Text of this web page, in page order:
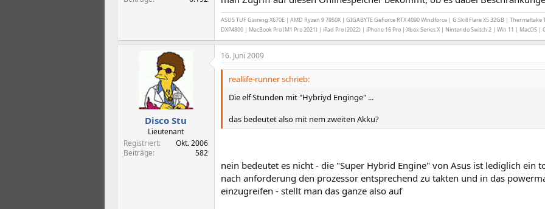
ASUS TUF Gaming X670E | AMD Ryzen 9 7950X | GIGABYTE GeForce RTX 4090 Windforce | G.Skill Flare X5 32GB |
DXP4800 | MacBook Pro (M1 Pro 2021) | iPad Pro (2022) | iPhone 16 Pro | Xbox Series X | Nintendo Switch 2 | Win 11 | MacOS |
Disco Stu
Lieutenant
Registriert
Okt. 2006
Beiträge
582
16. Juni 2009
reallife-runner schrieb:
Die elf Stunden mit "Hybriyd Enginge" ...
das bedeutet also mit nem zweiten Akku?
nein bedeutet es nicht - die "Super Hybrid Engine" von Asus ist lediglich ein
nach anforderung den prozessor entsprechend zu takten und in das
einzugreifen - stellt man das ganze also auf